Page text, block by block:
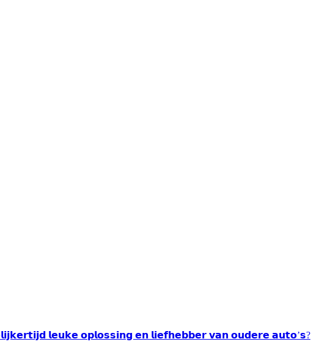
𝗹𝗲𝘂𝗸𝗲 𝗼𝗽𝗹𝗼𝘀𝘀𝗶𝗻𝗴 𝗲𝗻 𝗹𝗶𝗲𝗳𝗵𝗲𝗯𝗯𝗲𝗿 𝘃𝗮𝗻 𝗼𝘂𝗱𝗲𝗿𝗲 𝗮𝘂𝘁𝗼’𝘀?